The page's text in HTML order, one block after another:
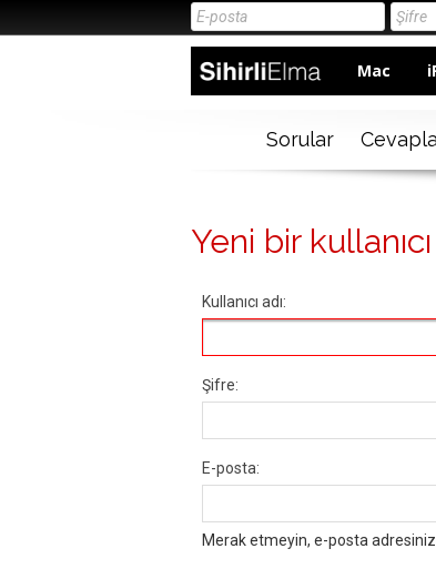
Mac
Sorular
Yeni bir
Kullanıcı adı:
Şifre:
E-posta:
Merak etmeyin, e-posta